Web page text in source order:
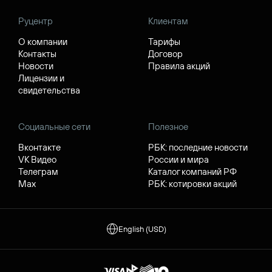
Руцентр
О компании
Контакты
Новости
Лицензии и
свидетельства
Клиентам
Тарифы
Договор
Правила акций
Социальные сети
Вконтакте
VK Видео
Телеграм
Max
Полезное
РБК: последние новости
России и мира
Каталог компаний РФ
РБК: котировки акций
English (USD)